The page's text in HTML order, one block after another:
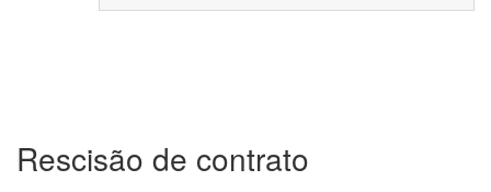
Rescisão de contrato